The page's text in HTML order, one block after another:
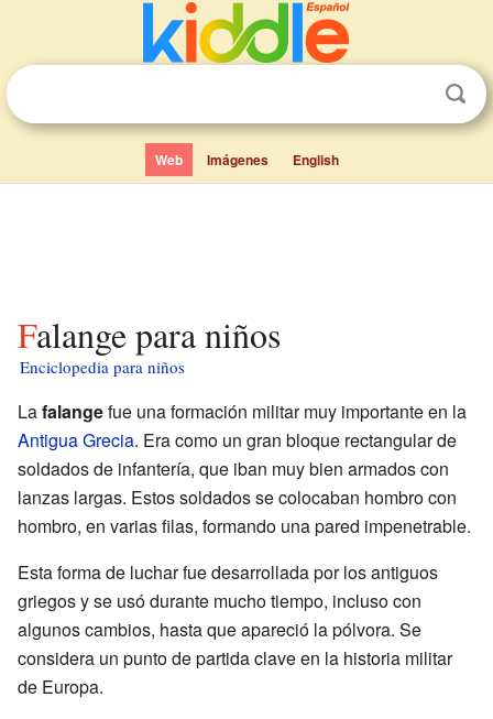
Web Imágenes English
Falange para niños
Enciclopedia para niños
Lafalangefue una formación militar muy importante en la
Antigua Grecia. Era como un gran bloque rectangular de
soldados de infantería, que iban muy bien armados con
lanzas largas. Estos soldados se colocaban hombro con
hombro, en varias filas, formando una pared impenetrable.
Esta forma de luchar fue desarrollada por los antiguos
griegos y se usó durante mucho tiempo, incluso con
algunos cambios, hasta que apareció la pólvora. Se
considera un punto de partida clave en la historia militar
de Europa.